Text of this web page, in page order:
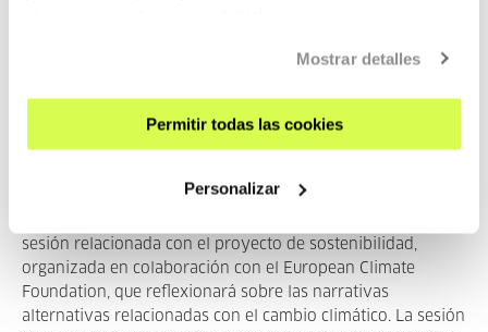
Mostrar detalles
Permitir todas las cookies
Personalizar
Sostenibilidad, el cortometraje, Artxiboa y Premios
Por cuarto año consecutivo, el Festival de San Sebastián
programará en la pantalla compartida a través delciclo
y contenidos de Z365, el Festival de todo el año del
sesión relacionada con el proyecto de sostenibilidad,
organizada en colaboración con el European Climate
Foundation, que reflexionará sobre las narrativas
alternativas relacionadas con el cambio climático. La sesión